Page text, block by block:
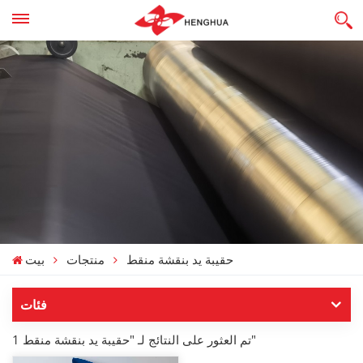
بيت منتجات حقيبة يد بنقشة منقط
فئات
1 تم العثور على النتائج لـ "حقيبة يد بنقشة منقط"